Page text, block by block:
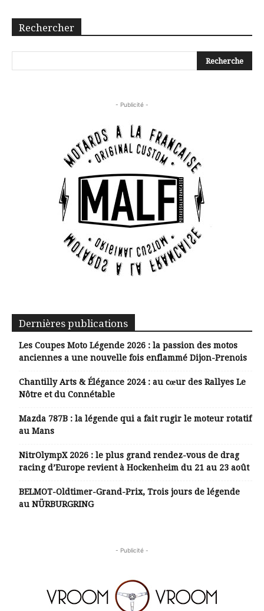
Rechercher
- Publicité -
Dernières publications
Les Coupes Moto Légende 2026 : la passion des motos
anciennes a une nouvelle fois enflammé Dijon-Prenois
Chantilly Arts & Élégance 2024 : au cœur des Rallyes Le
Nôtre et du Connétable
Mazda 787B : la légende qui a fait rugir le moteur rotatif
au Mans
NitrOlympX 2026 : le plus grand rendez-vous de drag
racing d’Europe revient à Hockenheim du 21 au 23 août
BELMOT-Oldtimer-Grand-Prix, Trois jours de légende
au NÜRBURGRING
- Publicité -